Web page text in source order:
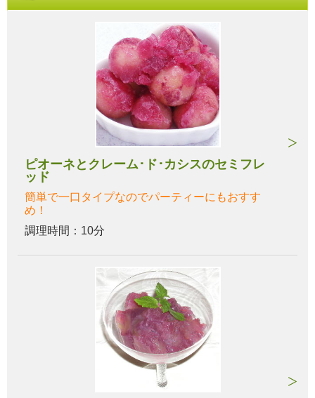
ピオーネとクレーム･ド･カシスのセミフレ
ッド
簡単で一口タイプなのでパーティーにもおすす
め！
調理時間：10分